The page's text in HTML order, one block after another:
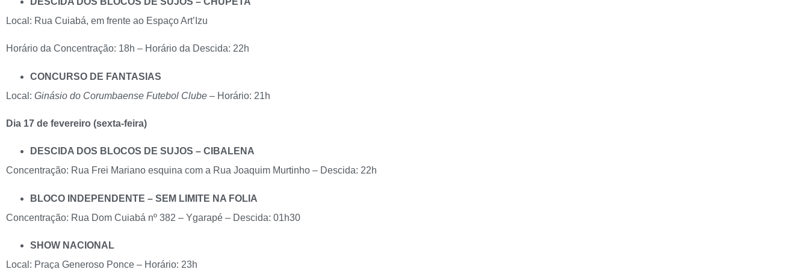
Local: Rua Cuiabá, em frente ao Espaço Art’Izu
Horário da Concentração: 18h – Horário da Descida: 22h
CONCURSO DE FANTASIAS
Local: Ginásio do Corumbaense Futebol Clube – Horário: 21h
Dia 17 de fevereiro (sexta-feira)
DESCIDA DOS BLOCOS DE SUJOS – CIBALENA
Concentração: Rua Frei Mariano esquina com a Rua Joaquim Murtinho – Descida: 22h
BLOCO INDEPENDENTE – SEM LIMITE NA FOLIA
Concentração: Rua Dom Cuiabá nº 382 – Ygarapé – Descida: 01h30
SHOW NACIONAL
Local: Praça Generoso Ponce – Horário: 23h